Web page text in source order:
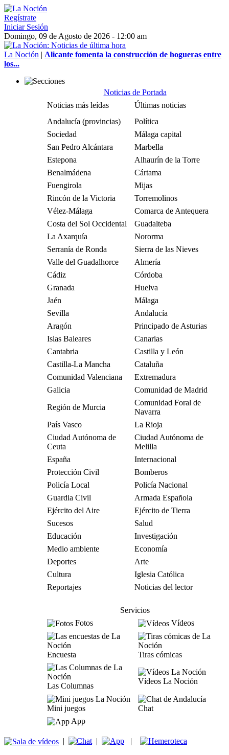
Regístrate
Iniciar Sesión
Domingo, 09 de Agosto de 2026 - 12:00 am
La Noción | Alicante fomenta la construcción de hogueras entre
los...
Noticias de Portada
Noticias más leídas
Últimas noticias
Andalucía (provincias)
Política
Sociedad
Málaga capital
San Pedro Alcántara
Marbella
Estepona
Alhaurín de la Torre
Benalmádena
Cártama
Fuengirola
Mijas
Rincón de la Victoria
Torremolinos
Vélez-Málaga
Comarca de Antequera
Costa del Sol Occidental
Guadalteba
La Axarquía
Nororma
Serranía de Ronda
Sierra de las Nieves
Valle del Guadalhorce
Almería
Cádiz
Córdoba
Granada
Huelva
Jaén
Málaga
Sevilla
Andalucía
Aragón
Principado de Asturias
Islas Baleares
Canarias
Cantabria
Castilla y León
Castilla-La Mancha
Cataluña
Comunidad Valenciana
Extremadura
Galicia
Comunidad de Madrid
Región de Murcia
Comunidad Foral de
Navarra
País Vasco
La Rioja
Ciudad Autónoma de
Ceuta
Ciudad Autónoma de
Melilla
España
Internacional
Protección Civil
Bomberos
Policía Local
Policía Nacional
Guardia Civil
Armada Española
Ejército del Aire
Ejército de Tierra
Sucesos
Salud
Educación
Investigación
Medio ambiente
Economía
Deportes
Arte
Cultura
Iglesia Católica
Reportajes
Noticias del lector
Servicios
Fotos
Vídeos
Encuesta Tiras cómicas
Las Columnas
Vídeos La Noción
Mini juegos
Chat
App
| | |